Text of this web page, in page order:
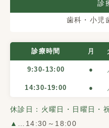
診
歯科・小児
診療時間 月
9:30-13:00 ●
14:30-19:00 ●
休診日：火曜日・日曜日・
▲
…14:30～18:00